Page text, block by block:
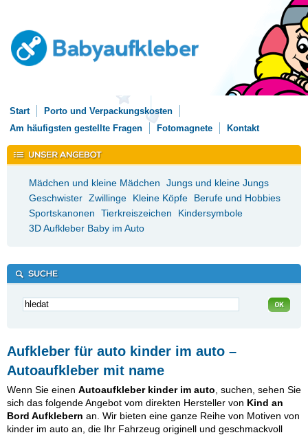
Start
Porto und Verpackungskosten
Am häufigsten gestellte Fragen
Fotomagnete Kontakt
Mädchen und kleine Mädchen
Jungs und kleine Jungs
Geschwister Zwillinge Kleine Köpfe
Berufe und Hobbies
Sportskanonen
Tierkreiszeichen
Kindersymbole
3D Aufkleber Baby im Auto
Aufkleber für auto kinder im auto –
Autoaufkleber mit name
Wenn Sie einen Autoaufkleber kinder im auto , suchen, sehen Sie
sich das folgende Angebot vom direkten Hersteller von Kind an
Bord Aufklebern an. Wir bieten eine ganze Reihe von Motiven von
kinder im auto an, die Ihr Fahrzeug originell und geschmackvoll